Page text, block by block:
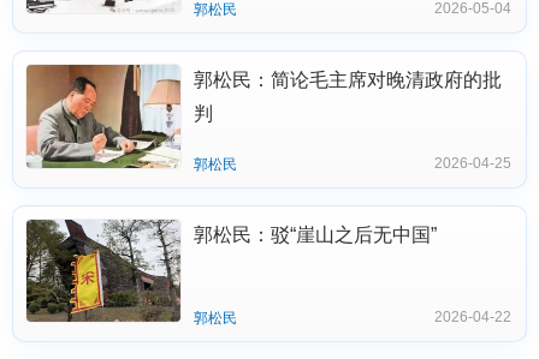
郭松民 2026-05-04
郭松民：简论毛主席对晚清政府的批
判
郭松民 2026-04-25
郭松民：驳“崖山之后无中国”
郭松民 2026-04-22